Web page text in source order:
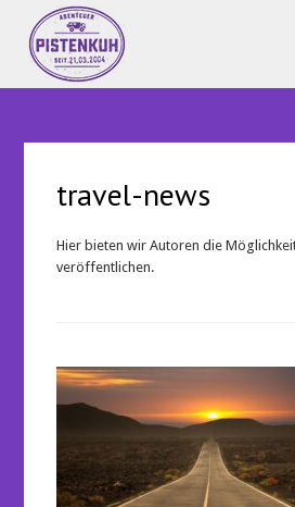
travel-news
Hier bieten wir Autoren die
veröffentlichen.